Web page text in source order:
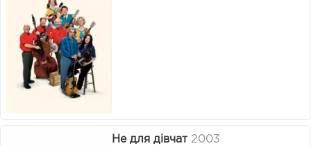
Не для дівчат 2003